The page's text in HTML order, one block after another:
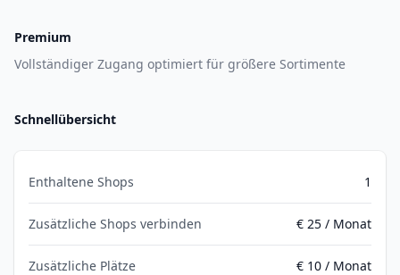
Premium
Vollständiger Zugang optimiert für größere Sortimente
Schnellübersicht
Enthaltene Shops 1
Zusätzliche Shops verbinden € 25 / Monat
Zusätzliche Plätze € 10 / Monat